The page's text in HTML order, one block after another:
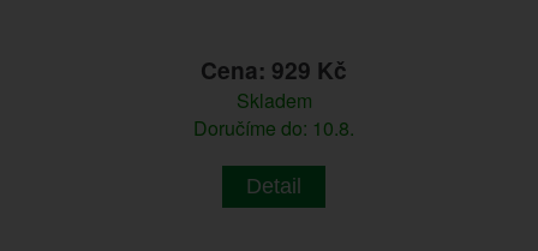
Cena: 929 Kč
Skladem
Doručíme do: 10.8.
Detail